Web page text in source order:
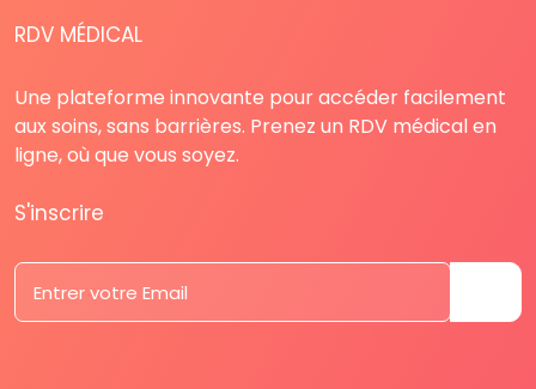
RDV MÉDICAL
Une plateforme innovante pour accéder facilement
aux soins, sans barrières. Prenez un RDV médical en
ligne, où que vous soyez.
S'inscrire